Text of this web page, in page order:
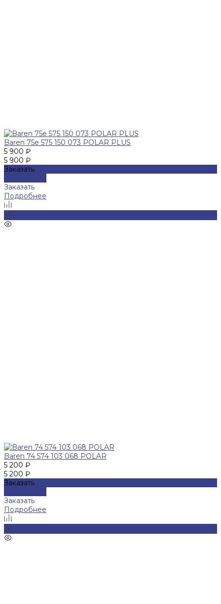
Baren 75е 575 150 073 POLAR PLUS
5 900 ₽
5 900 ₽
Заказать
Заказать
Подробнее
Baren 74 574 103 068 POLAR
5 200 ₽
5 200 ₽
Заказать
Заказать
Подробнее